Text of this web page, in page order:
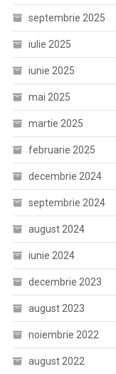
septembrie 2025
iulie 2025
iunie 2025
mai 2025
martie 2025
februarie 2025
decembrie 2024
septembrie 2024
august 2024
iunie 2024
decembrie 2023
august 2023
noiembrie 2022
august 2022